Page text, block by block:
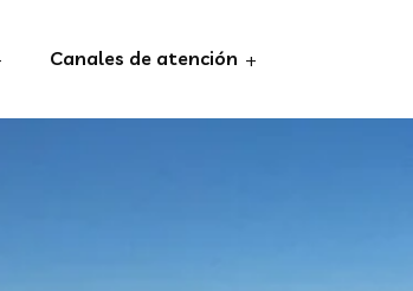
Canales de atención